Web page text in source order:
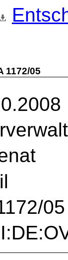
1172/05
05